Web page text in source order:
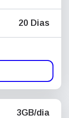
20 Dias
3GB/dia